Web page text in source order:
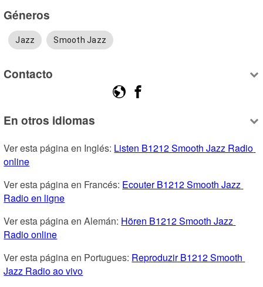
Géneros
Jazz Smooth Jazz
Contacto
En otros idiomas
Ver esta página en Inglés: Listen B1212 Smooth Jazz Radio
online
Ver esta página en Francés: Ecouter B1212 Smooth Jazz
Radio en ligne
Ver esta página en Alemán: Hören B1212 Smooth Jazz
Radio online
Ver esta página en Portugues: Reproduzir B1212 Smooth
Jazz Radio ao vivo